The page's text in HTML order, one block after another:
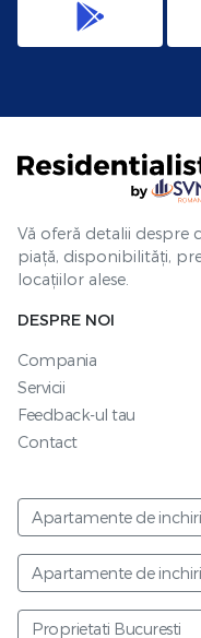
Vă oferă detalii despre
piață, disponibilități,
locațiilor alese.
DESPRE NOI
Compania
Servicii
Feedback-ul tau
Contact
Apartamente de
Apartamente de
Proprietati Bucuresti